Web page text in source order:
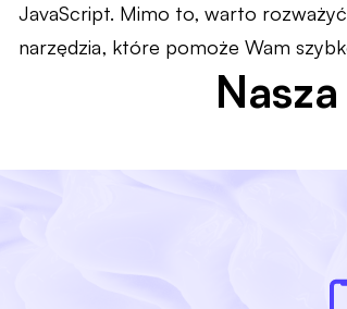
JavaScript. Mimo to, warto
narzędzia, które pomoże Wam